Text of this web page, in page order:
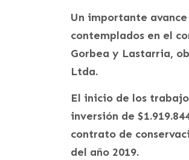
Un importante
contemplados en el
Gorbea y Lastarria,
Ltda.
El inicio de los
inversión de
contrato de
del año 2019.